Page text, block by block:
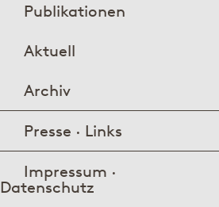
Publikationen
Aktuell
Archiv
Presse · Links
Impressum ·
Datenschutz